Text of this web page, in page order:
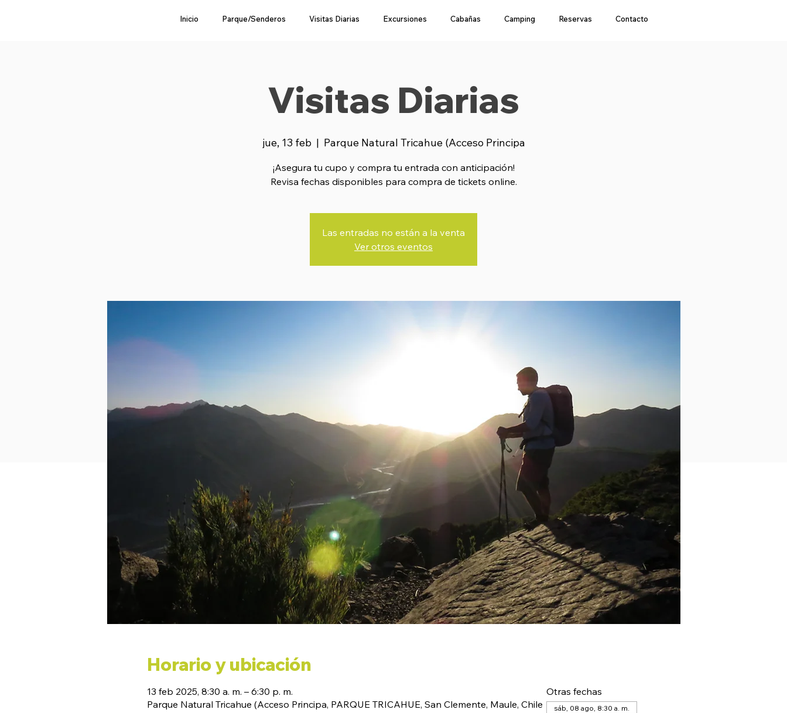
Inicio Parque/Senderos Visitas Diarias Excursiones Cabañas Camping Reservas Contacto
Visitas Diarias
jue, 13 feb
  |
Parque Natural Tricahue (Acceso Principa
¡Asegura tu cupo y compra tu entrada con anticipación!
Revisa fechas disponibles para compra de tickets online.
Las entradas no están a la venta
Ver otros eventos
Horario y ubicación
13 feb 2025, 8:30 a. m. – 6:30 p. m.
Parque Natural Tricahue (Acceso Principa, PARQUE TRICAHUE, San Clemente, Maule, Chile
Otras fechas
sáb, 08 ago, 8:30 a. m.